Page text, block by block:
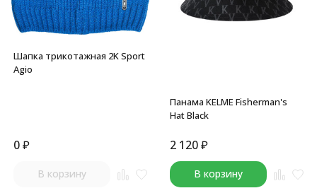
Шапка трикотажная 2K Sport
Agio
0₽
В корзину
Панама KELME Fisherman's
Hat Black
2 120₽
В корзину